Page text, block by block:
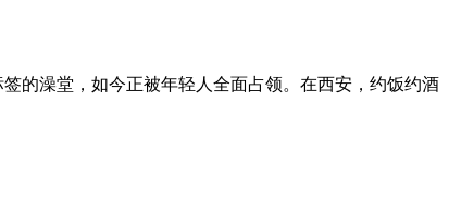
的澡堂，如今正被年轻人全面占领。在西安，约饭约酒